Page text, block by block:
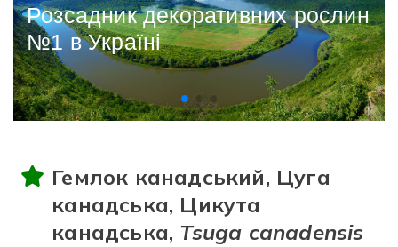
Хвойні
Ліани
Багаторічники
Виноград
рослин
Гемлок канадський, Цуга
канадська, Цикута
канадська, Tsuga canadensis